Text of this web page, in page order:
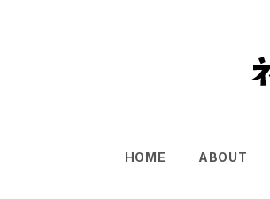
HOME ABOUT